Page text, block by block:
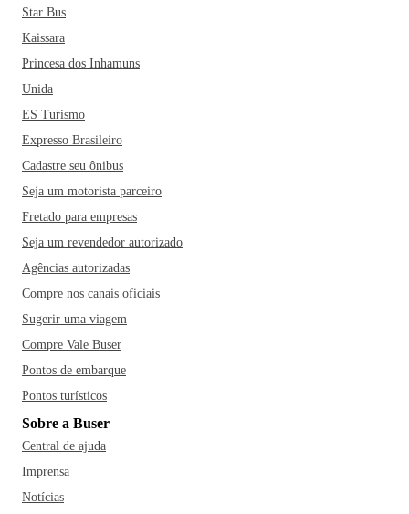
Star Bus
Kaissara
Princesa dos Inhamuns
Unida
ES Turismo
Expresso Brasileiro
Cadastre seu ônibus
Seja um motorista parceiro
Fretado para empresas
Seja um revendedor autorizado
Agências autorizadas
Compre nos canais oficiais
Sugerir uma viagem
Compre Vale Buser
Pontos de embarque
Pontos turísticos
Sobre a Buser
Central de ajuda
Imprensa
Notícias